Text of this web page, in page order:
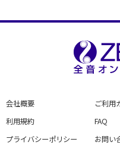
会社概要
利用規約
プライバシーポリシー
ご利用
FAQ
お問い